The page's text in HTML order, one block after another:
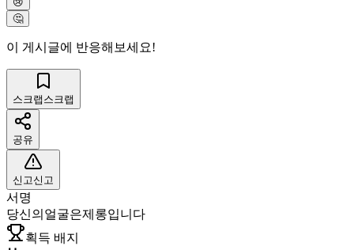
🤔
이 게시글에 반응해보세요!
스크랩 스크랩
공유
신고신고
서명
당신의얼굴은제롱입니다
획득 배지